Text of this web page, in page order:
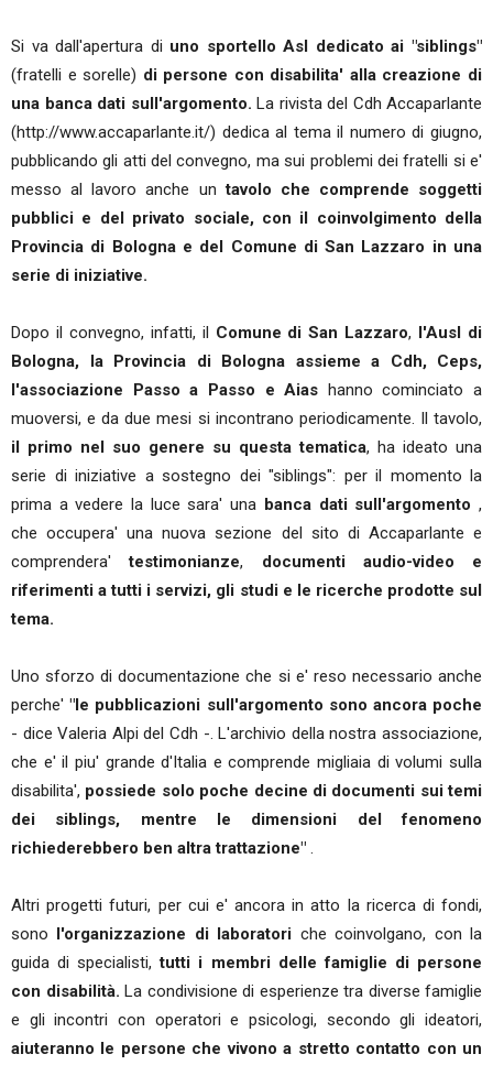
Si va dall'apertura di uno sportello Asl dedicato ai "siblings"
(fratelli e sorelle) di persone con disabilita' alla creazione di
una banca dati sull'argomento. La rivista del Cdh Accaparlante
(http://www.accaparlante.it/) dedica al tema il numero di giugno,
pubblicando gli atti del convegno, ma sui problemi dei fratelli si e'
messo al lavoro anche untavolo che comprende soggetti
pubblici e del privato sociale, con il coinvolgimento della
Provincia di Bologna e del Comune di San Lazzaro in una
serie di iniziative.
Dopo il convegno, infatti, il Comune di San Lazzaro, l'Ausl di
Bologna, la Provincia di Bologna assieme a Cdh, Ceps,
l'associazione Passo a Passo e Aias hanno cominciato a
muoversi, e da due mesi si incontrano periodicamente. Il tavolo,
il primo nel suo genere su questa tematica, ha ideato una
serie di iniziative a sostegno dei "siblings": per il momento la
prima a vedere la luce sara' una banca dati sull'argomento ,
che occupera' una nuova sezione del sito di Accaparlante e
comprendera'testimonianze, documenti audio-video e
riferimenti a tutti i servizi, gli studi e le ricerche prodotte sul
tema.
Uno sforzo di documentazione che si e' reso necessario anche
perche' "le pubblicazioni sull'argomento sono ancora poche
- dice Valeria Alpi del Cdh -. L'archivio della nostra associazione,
che e' il piu' grande d'Italia e comprende migliaia di volumi sulla
disabilita', possiede solo poche decine di documenti sui temi
dei siblings, mentre le dimensioni del fenomeno
richiederebbero ben altra trattazione" .
Altri progetti futuri, per cui e' ancora in atto la ricerca di fondi,
sono l'organizzazione di laboratori che coinvolgano, con la
guida di specialisti,tutti i membri delle famiglie di persone
con disabilità. La condivisione di esperienze tra diverse famiglie
e gli incontri con operatori e psicologi, secondo gli ideatori,
aiuteranno le persone che vivono a stretto contatto con un